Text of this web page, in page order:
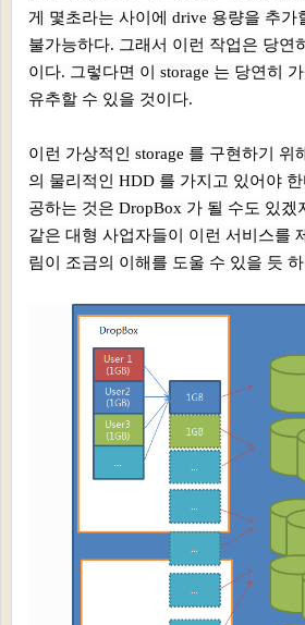
게 몇초라는 사이에 drive 용량을 추가
불가능하다. 그래서 이런 작업은 당연
이다. 그렇다면 이 storage 는 당연히
유추할 수 있을 것이다.
이런 가상적인 storage 를 구현하기 위
의 물리적인 HDD 를 가지고 있어야
공하는 것은 DropBox 가 될 수도 있겠
같은 대형 사업자들이 이런 서비스를
림이 조금의 이해를 도울 수 있을 듯